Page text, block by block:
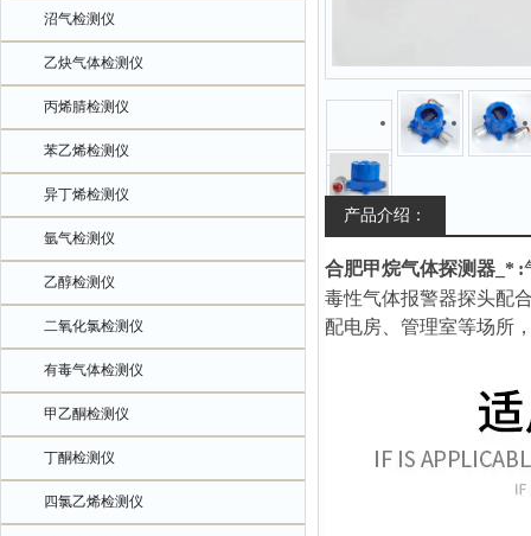
沼气检测仪
乙炔气体检测仪
丙烯腈检测仪
苯乙烯检测仪
异丁烯检测仪
氩气检测仪
乙醇检测仪
二氧化氯检测仪
有毒气体检测仪
甲乙酮检测仪
丁酮检测仪
四氯乙烯检测仪
产品介绍：
合肥甲烷气体探测器_* :
毒性气体报警器探头配
配电房、管理室等场所